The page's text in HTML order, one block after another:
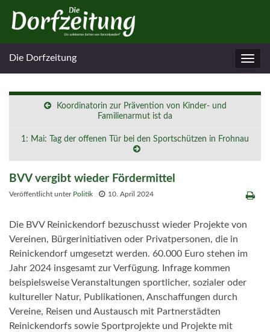
Die Dorfzeitung
Koordinatorin zur Prävention von Kinder- und
Familienarmut ist da
1: Mai: Tag der offenen Tür bei den Sportschützen in Frohnau
BVV vergibt wieder Fördermittel
Veröffentlicht unter Politik 10. April 2024
Die BVV Reinickendorf bezuschusst wieder Projekte von
Vereinen, Bürgerinitiativen oder Privatpersonen, die in
Reinickendorf umgesetzt werden. 60.000 Euro stehen im
Jahr 2024 insgesamt zur Verfügung. Infrage kommen
beispielsweise Veranstaltungen sportlicher, sozialer oder
kultureller Natur, Publikationen, Anschaffungen durch
Vereine, Reisen und Austausch mit Partnerstädten
Reinickendorfs sowie Sportprojekte und Projekte mit